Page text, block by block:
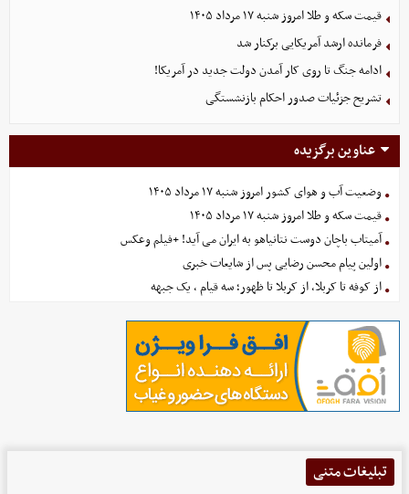
قیمت سکه و طلا امروز شنبه ۱۷ مرداد ۱۴۰۵
فرمانده ارشد آمریکایی برکنار شد
ادامه جنگ تا روی کار آمدن دولت جدید در آمریکا!
تشریح جزئیات صدور احکام بازنشستگی
عناوین برگزیده
وضعیت آب و هوای کشور امروز شنبه ۱۷ مرداد ۱۴۰۵
قیمت سکه و طلا امروز شنبه ۱۷ مرداد ۱۴۰۵
آمیتاب باچان دوست نتانیاهو به ایران می آید! +فیلم وعکس
اولین پیام محسن رضایی پس از شایعات خبری
از کوفه تا کربلا، از کربلا تا ظهور؛ سه قیام ، یک جبهه
تبلیغات متنی